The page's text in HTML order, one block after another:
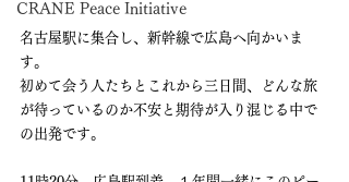
CRANE Peace Initiative
名古屋駅に集合し、新幹線で広島へ向かいま
す。
初めて会う人たちとこれから三日間、どんな旅
が待っているのか不安と期待が入り混じる中で
の出発です。